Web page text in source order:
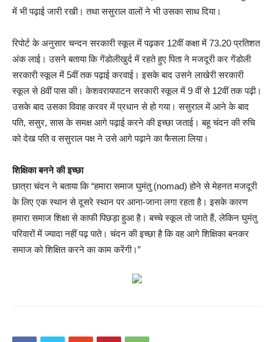
में भी पढ़ाई जारी रखी। तथा ससुराल वालों ने भी उसका साथ दिया।
रिपोर्ट के अनुसार चन्दन सरकारी स्कूल में पढ़कर 12वीं कक्षा में 73.20 प्रतिशत
अंक लाई। उसने बताया कि गेंडोलीखुर्द में रहते हुए पिता ने मजदूरी कर गेंडोली
सरकारी स्कूल में 5वीं तक पढ़ाई करवाई। इसके बाद उसने लाखेरी सरकारी
स्कूल से 8वीं पास की। केशवरायपाटन सरकारी स्कूल में 9 वीं से 12वीं तक पढ़ी।
उसके बाद उसका विवाह करवर में प्रधान से हो गया। ससुराल में आने के बाद
पति, ससुर, सास के समक्ष आगे पढ़ाई करने की इच्छा जताई। बहू चंदन की रुचि
को देख पति व ससुराल पक्ष ने उसे आगे पढ़ाने का फैसला लिया।
शिक्षिका बनने की इच्छा
छात्रा चंदन ने बताया कि “हमारा समाज घुमंतु (nomad) होने से मेहनत मजदूरी
के लिए एक स्थान से दूसरे स्थान पर आना-जाना लगा रहता है। इसके कारण
हमारा समाज शिक्षा से काफी पिछड़ा हुआ है। बच्चे स्कूल तो जाते हैं, लेकिन घुमंतु
परिवारों में ज्यादा नहीं पढ़ पाते। चंदन की इच्छा है कि वह आगे शिक्षिका बनकर
समाज को शिक्षित करने का काम करेंगी।”